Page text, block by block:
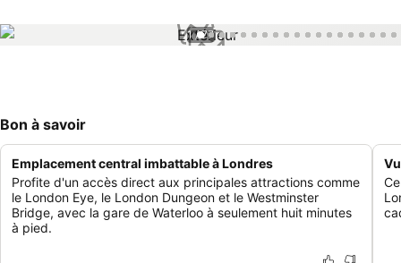
1 / 77
Bon à savoir
Emplacement central imbattable à Londres
Profite d'un accès direct aux principales attractions comme
le London Eye, le London Dungeon et le Westminster
Bridge, avec la gare de Waterloo à seulement huit minutes
à pied.